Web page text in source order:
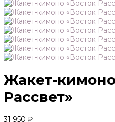
Жакет-
Рассвет»
31 950 ₽